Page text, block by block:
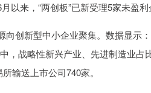
来，“两创板”已新受理5家未盈利
创新型中小企业聚集。数据显示
，战略性新兴产业、先进制造业占
输送上市公司740家。